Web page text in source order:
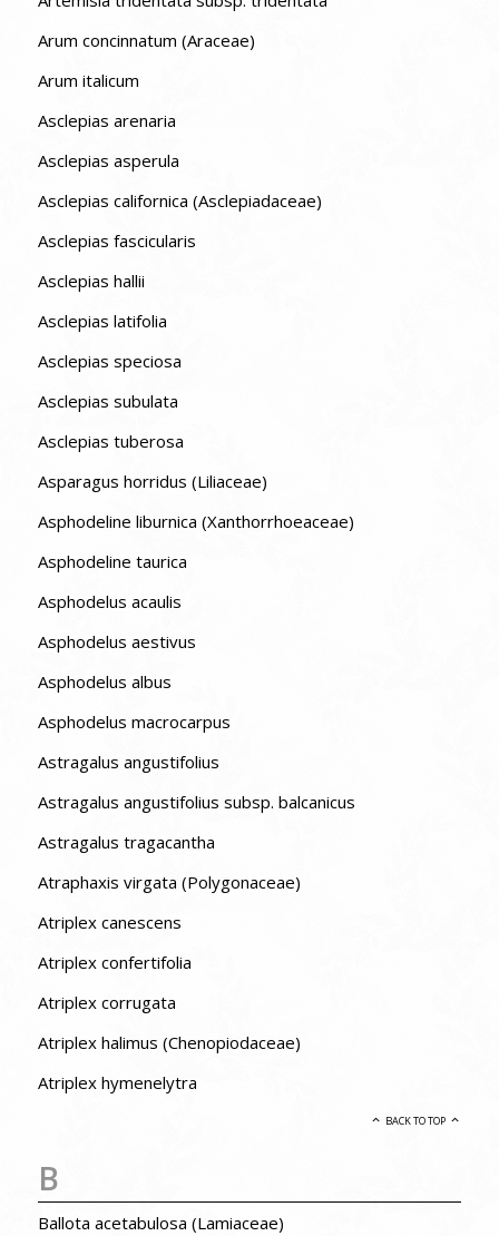
Arum concinnatum (Araceae)
Arum italicum
Asclepias arenaria
Asclepias asperula
Asclepias californica (Asclepiadaceae)
Asclepias fascicularis
Asclepias hallii
Asclepias latifolia
Asclepias speciosa
Asclepias subulata
Asclepias tuberosa
Asparagus horridus (Liliaceae)
Asphodeline liburnica (Xanthorrhoeaceae)
Asphodeline taurica
Asphodelus acaulis
Asphodelus aestivus
Asphodelus albus
Asphodelus macrocarpus
Astragalus angustifolius
Astragalus angustifolius subsp. balcanicus
Astragalus tragacantha
Atraphaxis virgata (Polygonaceae)
Atriplex canescens
Atriplex confertifolia
Atriplex corrugata
Atriplex halimus (Chenopiodaceae)
Atriplex hymenelytra
BACK TO TOP
B
Ballota acetabulosa (Lamiaceae)